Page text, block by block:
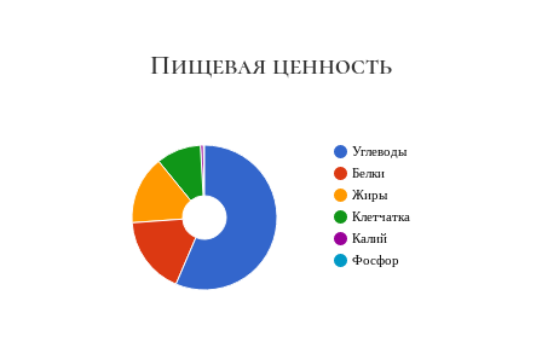
Пищевая ценность
Углеводы
Белки
Жиры
Клетчатка
Калий
Фосфор